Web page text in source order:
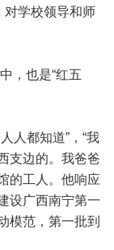
对学校领导和师
，也是“红五
人都知道”，“我
支边的。我爸爸
的工人。他响应
设广西南宁第一
模范，第一批到